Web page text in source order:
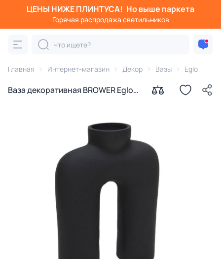
ЦЕНЫ НИЖЕ ПЛИНТУСА! Но выше паркета
Горячая распродажа светильников
Главная Интернет-магазин Декор Вазы Eglo
Ваза декоративная BROWER Eglo